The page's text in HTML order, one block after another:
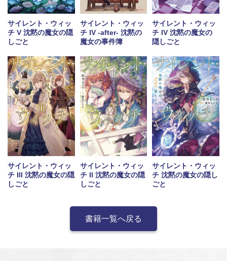
サイレント・ウィッ
チ V 沈黙の魔女の隠
しごと
サイレント・ウィッ
チ IV -after- 沈黙の
魔女の事件簿
サイレント・ウィッ
チ IV 沈黙の魔女の
隠しごと
サイレント・ウィッ
チ III 沈黙の魔女の隠
しごと
サイレント・ウィッ
チ II 沈黙の魔女の隠
しごと
サイレント・ウィッ
チ 沈黙の魔女の隠し
ごと
書籍一覧へ戻る